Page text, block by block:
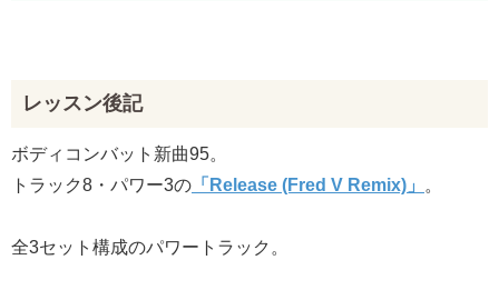
レッスン後記
ボディコンバット新曲95。
トラック8・パワー3の 「Release (Fred V Remix)」 。
全3セット構成のパワートラック。